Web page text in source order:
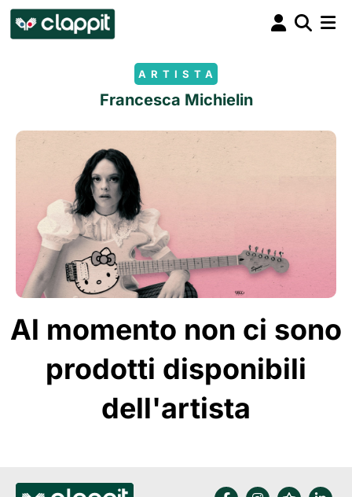
ARTISTA
Francesca Michielin
Al momento non ci sono
prodotti disponibili
dell'artista